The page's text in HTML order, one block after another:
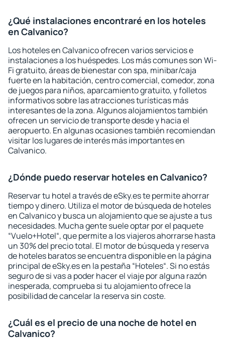
¿Qué instalaciones encontraré en los hoteles
en Calvanico?
Los hoteles en Calvanico ofrecen varios servicios e
instalaciones a los huéspedes. Los más comunes son Wi-
Fi gratuito, áreas de bienestar con spa, minibar/caja
fuerte en la habitación, centro comercial, comedor, zona
de juegos para niños, aparcamiento gratuito, y folletos
informativos sobre las atracciones turísticas más
interesantes de la zona. Algunos alojamientos también
ofrecen un servicio de transporte desde y hacia el
aeropuerto. En algunas ocasiones también recomiendan
visitar los lugares de interés más importantes en
Calvanico.
¿Dónde puedo reservar hoteles en Calvanico?
Reservar tu hotel a través de eSky.es te permite ahorrar
tiempo y dinero. Utiliza el motor de búsqueda de hoteles
en Calvanico y busca un alojamiento que se ajuste a tus
necesidades. Mucha gente suele optar por el paquete
“Vuelo+Hotel“, que permite a los viajeros ahorrarse hasta
un 30% del precio total. El motor de búsqueda y reserva
de hoteles baratos se encuentra disponible en la página
principal de eSky.es en la pestaña “Hoteles“. Si no estás
seguro de si vas a poder hacer el viaje por alguna razón
inesperada, comprueba si tu alojamiento ofrece la
posibilidad de cancelar la reserva sin coste.
¿Cuál es el precio de una noche de hotel en
Calvanico?